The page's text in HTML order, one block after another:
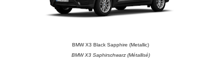
BMW X3 Black Sapphire (Metallic)
BMW X3 Saphirschwarz (Métallisé)